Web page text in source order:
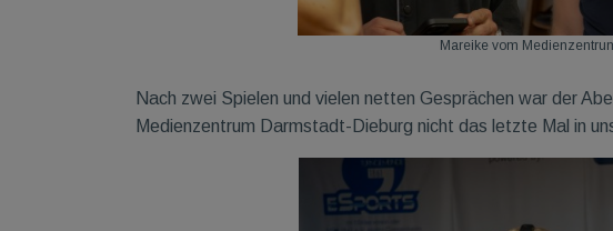
Mareike vom
Nach zwei Spielen und vielen netten Gesprächen war der
Medienzentrum Darmstadt-Dieburg nicht das letzte Mal in